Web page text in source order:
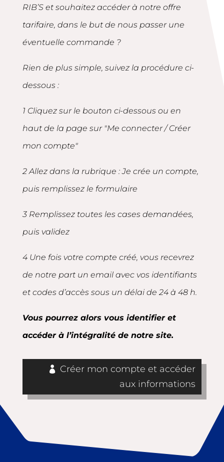
RIB’S et souhaitez accéder à notre offre
tarifaire, dans le but de nous passer une
éventuelle commande ?
Rien de plus simple, suivez la procédure ci-
dessous :
1 Cliquez sur le bouton ci-dessous ou en
haut de la page sur "Me connecter / Créer
mon compte"
2 Allez dans la rubrique : Je crée un compte,
puis remplissez le formulaire
3 Remplissez toutes les cases demandées,
puis validez
4 Une fois votre compte créé, vous recevrez
de notre part un email avec vos identifiants
et codes d’accès sous un délai de 24 à 48 h.
Vous pourrez alors vous identifier et
accéder à l’intégralité de notre site.
Créer mon compte et accéder
aux informations